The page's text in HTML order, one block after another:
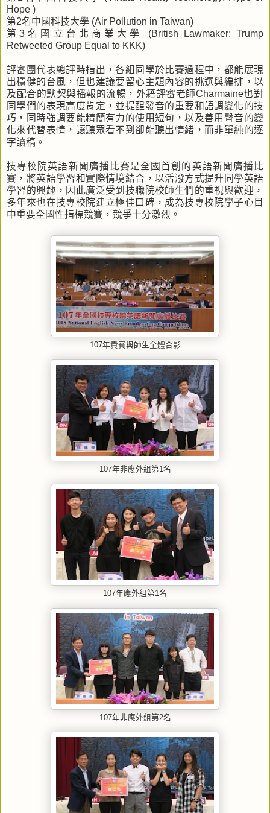
Hope )
第2名中國科技大學 (Air Pollution in Taiwan)
第3名國立台北商業大學 (British Lawmaker: Trump
Retweeted Group Equal to KKK)
評審團代表總評時指出，各組同學於比賽過程中，都能展現
出穩健的台風，但也建議要留心主題內容的挑選與編排，以
及配合的默契與播報的流暢，外籍評審老師Charmaine也對
同學們的表現高度肯定，並提醒發音的重要和語調變化的技
巧，同時強調要能精簡有力的使用短句，以及善用聲音的變
化來代替表情，讓聽眾看不到卻能聽出情緒，而非單純的逐
字讀稿。
技專校院英語新聞廣播比賽是全國首創的英語新聞廣播比
賽，將英語學習和實際情境結合，以活潑方式提升同學英語
學習的興趣，因此廣泛受到技職院校師生們的重視與歡迎，
多年來也在技專校院建立極佳口碑，成為技專校院學子心目
中重要全國性指標競賽，競爭十分激烈。
107年貴賓與師生全體合影
107年非應外組第1名
107年應外組第1名
107年非應外組第2名